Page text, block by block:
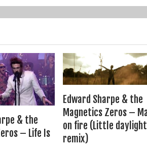
& the
– Life Is
Edward Sharpe & the
Magnetics Zeros –
on fire (Little daylight
remix)